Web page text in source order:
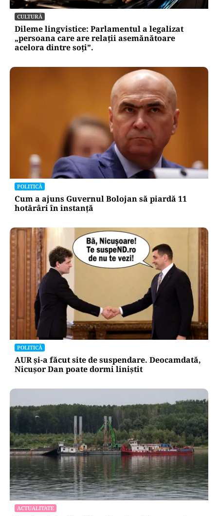
CULTURĂ
Dileme lingvistice: Parlamentul a legalizat
„persoana care are relații asemănătoare
acelora dintre soți”.
POLITICĂ
Cum a ajuns Guvernul Bolojan să piardă 11
hotărâri în instanță
POLITICĂ
AUR și-a făcut site de suspendare. Deocamdată,
Nicușor Dan poate dormi liniștit
ACTUALITATE